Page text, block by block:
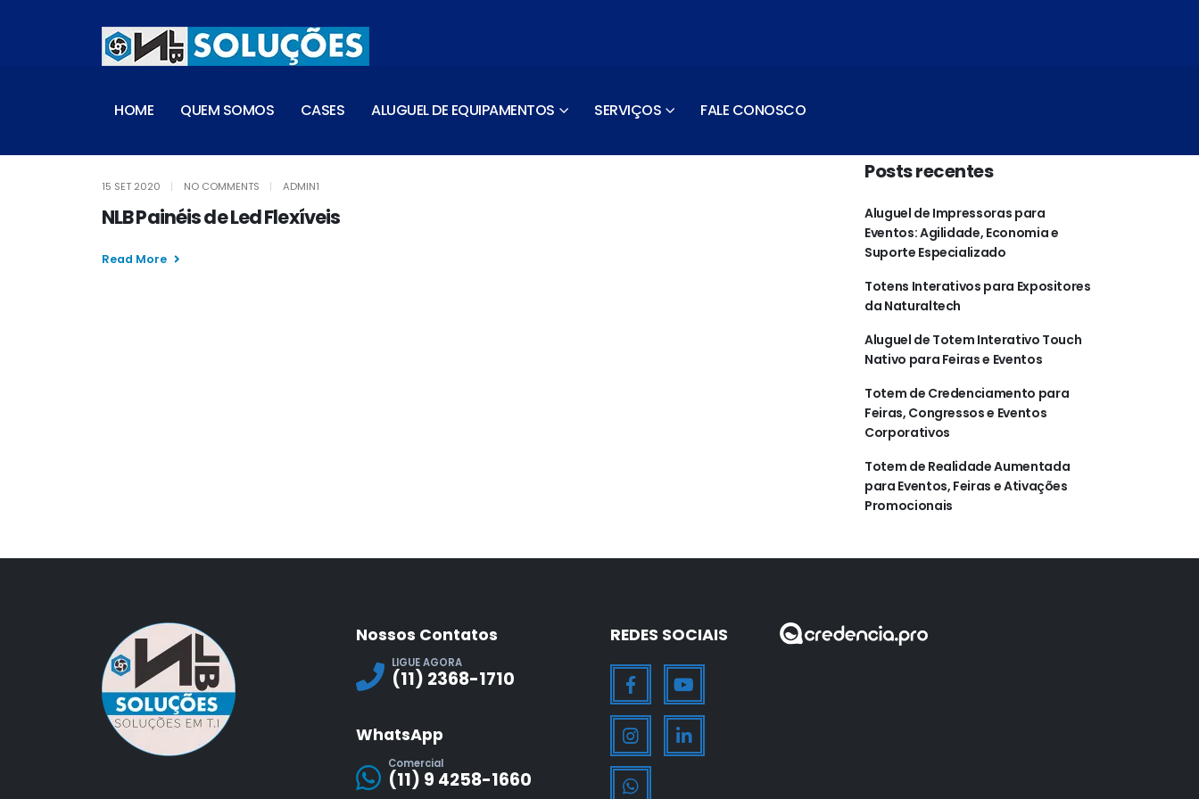
HOME QUEM SOMOS CASES ALUGUEL DE EQUIPAMENTOS SERVIÇOS FALE CONOSCO
15 SET 2020 NO COMMENTS ADMIN1
NLB Painéis de Led Flexíveis
Read More
Posts recentes
Aluguel de Impressoras para
Eventos: Agilidade, Economia e
Suporte Especializado
Totens Interativos para Expositores
da Naturaltech
Aluguel de Totem Interativo Touch
Nativo para Feiras e Eventos
Totem de Credenciamento para
Feiras, Congressos e Eventos
Corporativos
Totem de Realidade Aumentada
para Eventos, Feiras e Ativações
Promocionais
Nossos Contatos
LIGUE AGORA
(11) 2368-1710
WhatsApp
Comercial
(11) 9 4258-1660
REDES SOCIAIS